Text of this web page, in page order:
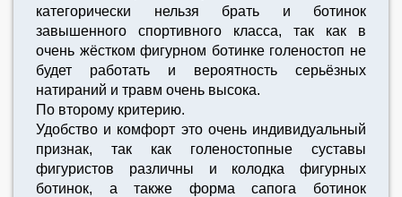
категорически нельзя брать и ботинок
завышенного спортивного класса, так как в
очень жёстком фигурном ботинке голеностоп не
будет работать и вероятность серьёзных
натираний и травм очень высока.
По второму критерию.
Удобство и комфорт это очень индивидуальный
признак, так как голеностопные суставы
фигуристов различны и колодка фигурных
ботинок, а также форма сапога ботинок